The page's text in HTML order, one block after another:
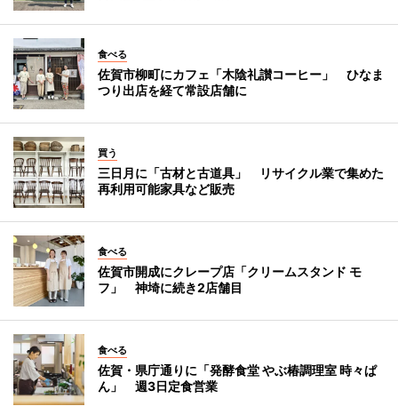
食べる
佐賀市柳町にカフェ「木陰礼讃コーヒー」 ひなま
つり出店を経て常設店舗に
買う
三日月に「古材と古道具」 リサイクル業で集めた
再利用可能家具など販売
食べる
佐賀市開成にクレープ店「クリームスタンド モ
フ」 神埼に続き2店舗目
食べる
佐賀・県庁通りに「発酵食堂 やぶ椿調理室 時々ぱ
ん」 週3日定食営業